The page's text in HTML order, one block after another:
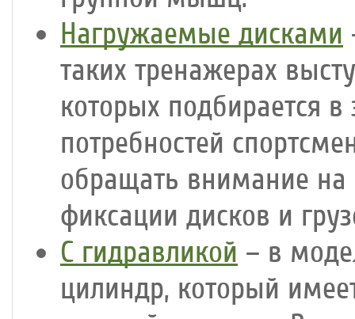
Нагружаемые дисками
таких тренажерах
которых подбирается
потребностей
обращать внимание на
фиксации дисков и
С гидравликой – в
цилиндр, который